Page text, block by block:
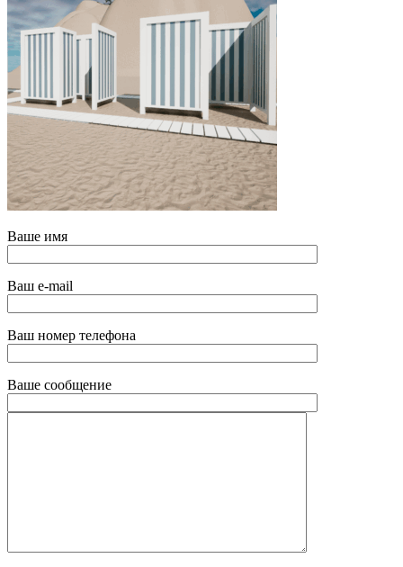
Ваше имя
Ваш e-mail
Ваш номер телефона
Ваше сообщение